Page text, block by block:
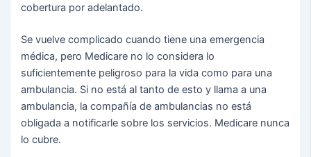
cobertura por adelantado.
Se vuelve complicado cuando tiene una emergencia
médica, pero Medicare no lo considera lo
suficientemente peligroso para la vida como para una
ambulancia. Si no está al tanto de esto y llama a una
ambulancia, la compañía de ambulancias no está
obligada a notificarle sobre los servicios. Medicare nunca
lo cubre.